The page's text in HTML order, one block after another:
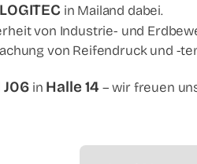
in Mailand dabei.
von Industrie- und
von Reifendruck und
J06in Halle 14 – wir freuen